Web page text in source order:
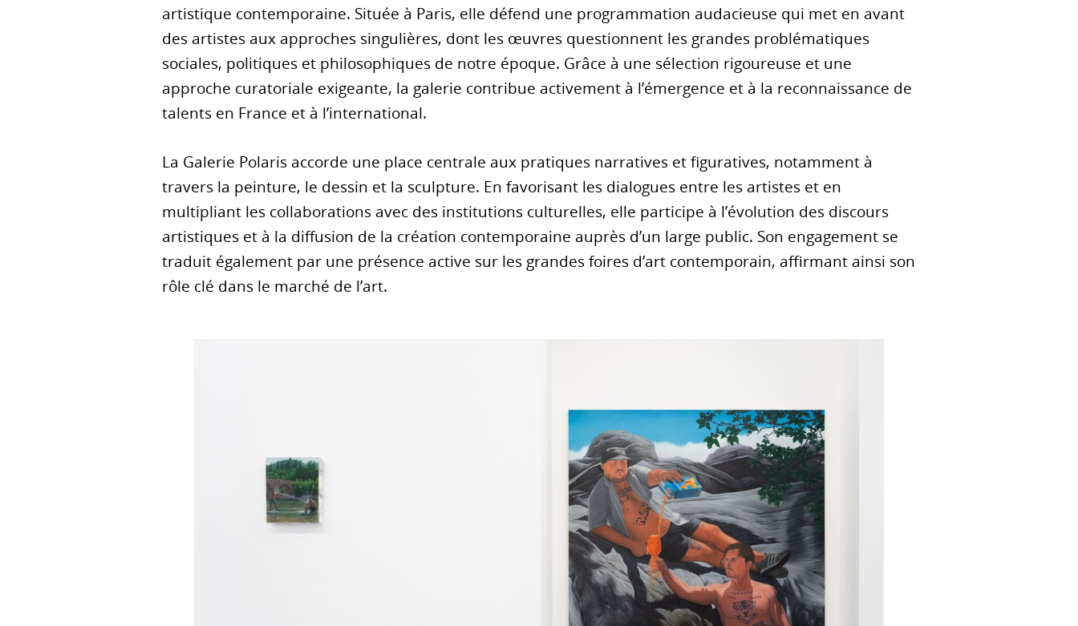
artistique contemporaine. Située à Paris, elle défend une programmation audacieuse qui met en avant
des artistes aux approches singulières, dont les œuvres questionnent les grandes problématiques
sociales, politiques et philosophiques de notre époque. Grâce à une sélection rigoureuse et une
approche curatoriale exigeante, la galerie contribue activement à l’émergence et à la reconnaissance de
talents en France et à l’international.
La Galerie Polaris accorde une place centrale aux pratiques narratives et figuratives, notamment à
travers la peinture, le dessin et la sculpture. En favorisant les dialogues entre les artistes et en
multipliant les collaborations avec des institutions culturelles, elle participe à l’évolution des discours
artistiques et à la diffusion de la création contemporaine auprès d’un large public. Son engagement se
traduit également par une présence active sur les grandes foires d’art contemporain, affirmant ainsi son
rôle clé dans le marché de l’art.